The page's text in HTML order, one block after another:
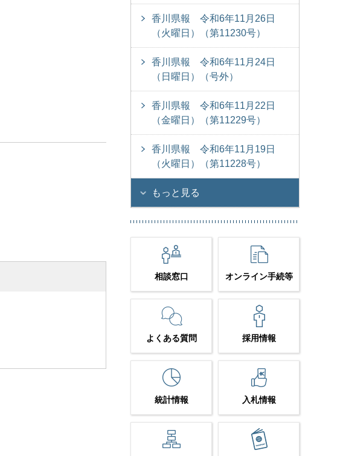
香川県報 令和6年11月26日
（火曜日）（第11230号）
香川県報 令和6年11月24日
（日曜日）（号外）
香川県報 令和6年11月22日
（金曜日）（第11229号）
香川県報 令和6年11月19日
（火曜日）（第11228号）
もっと見る
相談窓口 オンライン手続等
よくある質問 採用情報
統計情報 入札情報